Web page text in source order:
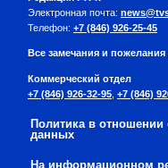
Электронная почта:
Телефон: +7 (846) 926-25-45
Все замечания и
Коммерческий отдел
+7 (846) 926-32-95 +7 (846)
Политика в
данных
На информационном